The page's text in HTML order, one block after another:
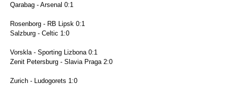
Qarabag - Arsenal 0:1
Rosenborg - RB Lipsk 0:1
Salzburg - Celtic 1:0
Vorskla - Sporting Lizbona 0:1
Zenit Petersburg - Slavia Praga 2:0
Zurich - Ludogorets 1:0